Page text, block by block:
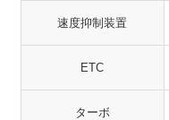
速度抑制装置
ETC
ターボ